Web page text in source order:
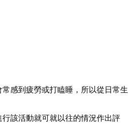
感到疲勞或打瞌睡，所以從日常生
該活動就可就以往的情況作出評